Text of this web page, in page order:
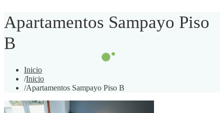
Apartamentos Sampayo Piso
B
Inicio
/Inicio
/Apartamentos Sampayo Piso B